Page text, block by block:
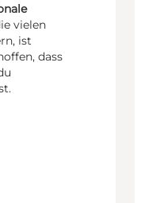
vielen
ist
dass